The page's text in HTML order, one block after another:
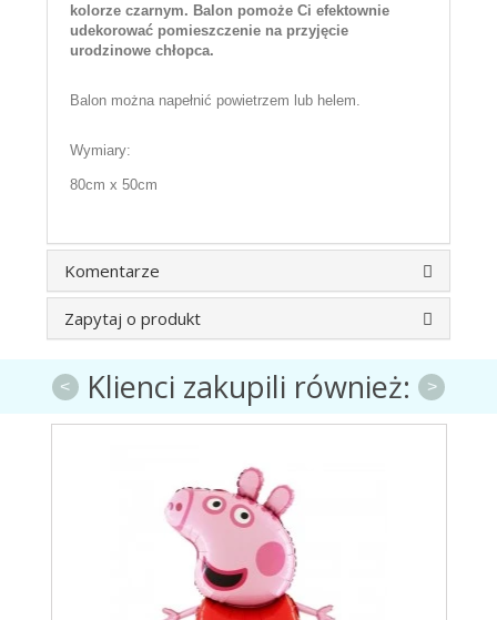
kolorze czarnym. Balon pomoże Ci efektownie
udekorować pomieszczenie na przyjęcie
urodzinowe chłopca.
Balon można napełnić powietrzem lub helem.
Wymiary:
80cm x 50cm
Komentarze
Zapytaj o produkt
Klienci zakupili również:
< >